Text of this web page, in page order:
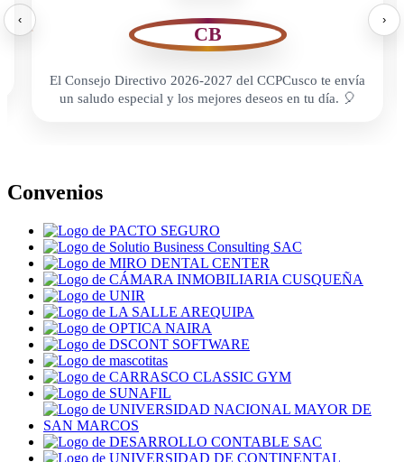
‹
CB
El Consejo Directivo 2026-2027 del CCPCusco te envía
un saludo especial y los mejores deseos en tu día. 🎈
›
Convenios